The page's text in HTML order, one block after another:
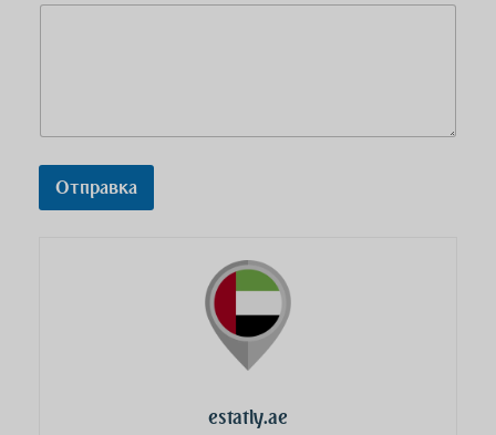
Отправка
estatly.ae